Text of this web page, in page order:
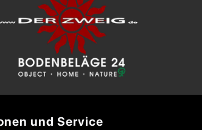
und Service